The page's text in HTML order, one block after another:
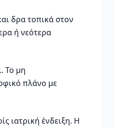
δρα τοπικά στον
ή νεότερα
Το μη
πλάνο με
ιατρική ένδειξη. Η